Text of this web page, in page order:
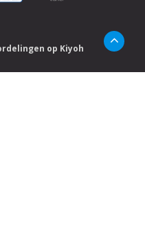
op Kiyoh